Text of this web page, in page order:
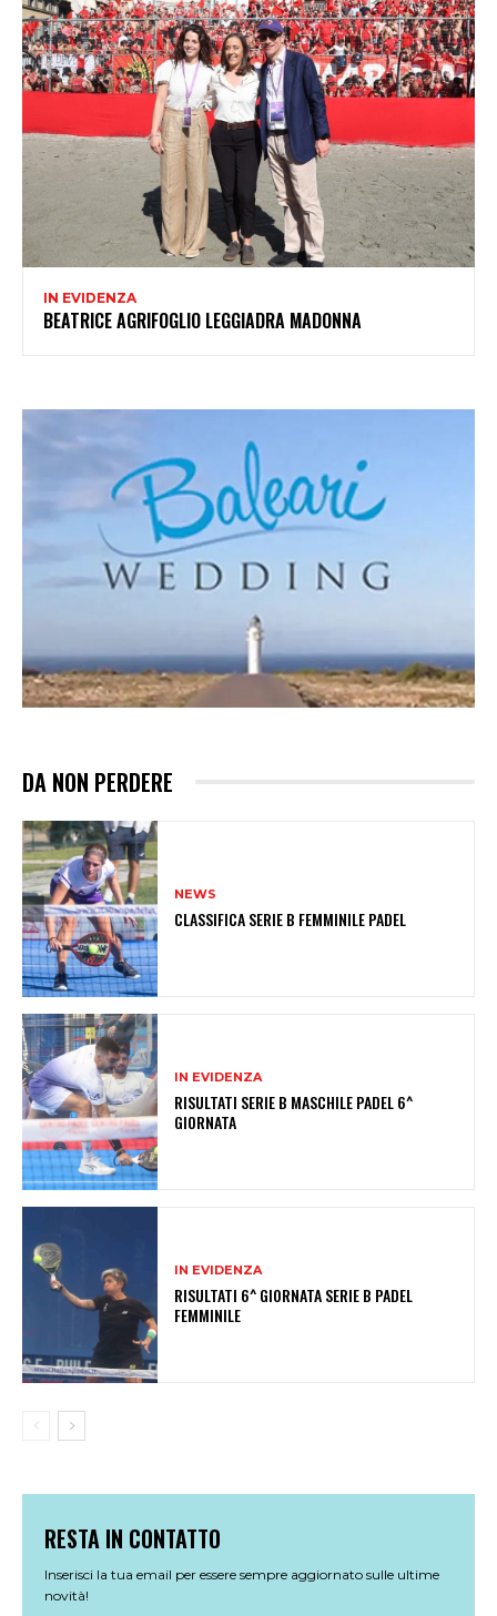
IN EVIDENZA
BEATRICE AGRIFOGLIO LEGGIADRA MADONNA
DA NON PERDERE
NEWS
CLASSIFICA SERIE B FEMMINILE PADEL
IN EVIDENZA
RISULTATI SERIE B MASCHILE PADEL 6^
GIORNATA
IN EVIDENZA
RISULTATI 6^ GIORNATA SERIE B PADEL
FEMMINILE
RESTA IN CONTATTO
Inserisci la tua email per essere sempre aggiornato sulle ultime
novità!